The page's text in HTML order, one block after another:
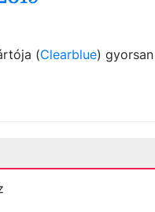
(Clearblue)